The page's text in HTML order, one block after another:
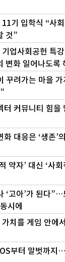
11기 입학식 “사
것”
기업사회공헌 특
변화 일어나도록
꾸려가는 마을
터 커뮤니티 힘
화 대응은 ‘생존
약자’ 대신 ‘사
‘고아’가 된다
시에
가치를 게임 안에
부터 말벗까지